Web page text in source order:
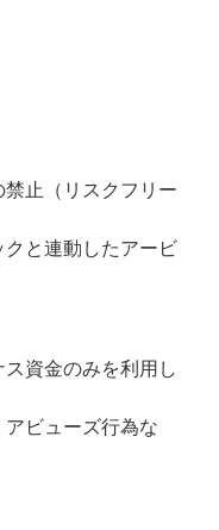
止（リスクフリー
と連動したアービ
資金のみを利用し
ビューズ行為な